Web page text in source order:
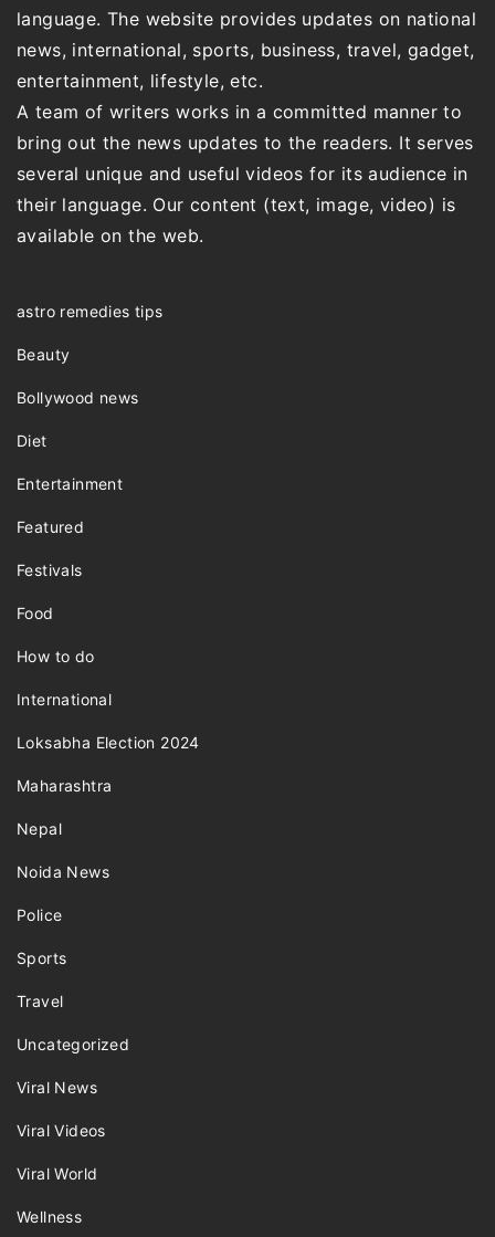
language. The website provides updates on national
news, international, sports, business, travel, gadget,
entertainment, lifestyle, etc.
A team of writers works in a committed manner to
bring out the news updates to the readers. It serves
several unique and useful videos for its audience in
their language. Our content (text, image, video) is
available on the web.
astro remedies tips
Beauty
Bollywood news
Diet
Entertainment
Featured
Festivals
Food
How to do
International
Loksabha Election 2024
Maharashtra
Nepal
Noida News
Police
Sports
Travel
Uncategorized
Viral News
Viral Videos
Viral World
Wellness